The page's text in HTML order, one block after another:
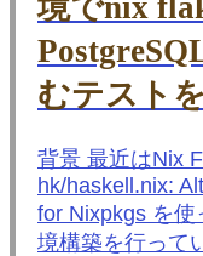
境でnix
むテスト
背景 最近はNix
hk/haskell.nix:
for Nixpkgs を使
境構築を行って